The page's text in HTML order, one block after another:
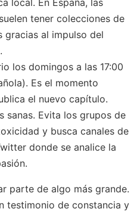
local. En España, las
tener colecciones de
gracias al impulso del
.
los domingos a las 17:00
Es el momento
el nuevo capítulo.
sanas. Evita los grupos de
y busca canales de
donde se analice la
parte de algo más grande.
testimonio de constancia y